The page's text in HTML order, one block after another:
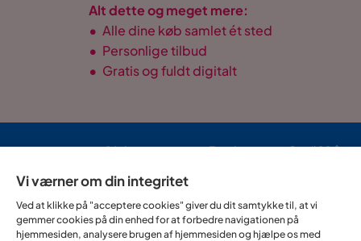
Alt dette og meget mere:
• Alle dine køb samlet ét sted
• Personlige tilbud
• Gratis og fuldt digitalt
14 dages
Fast lav
Op til 20 års
Hjælp & kontakt
Vi værner om din integritet
Ved at klikke på "acceptere cookies" giver du dit samtykke til, at vi
gemmer cookies på din enhed for at forbedre navigationen på
hjemmesiden, analysere brugen af hjemmesiden og hjælpe os med